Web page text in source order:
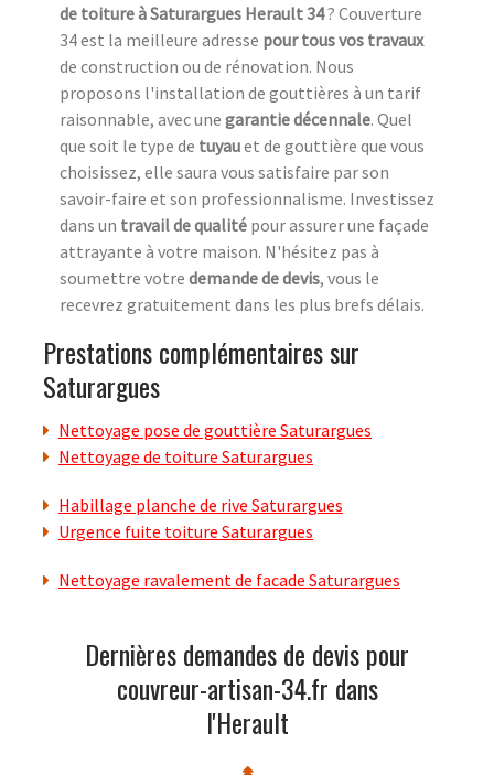
de toiture à Saturargues Herault 34? Couverture
34 est la meilleure adresse pour tous vos travaux
de construction ou de rénovation. Nous
proposons l'installation de gouttières à un tarif
raisonnable, avec une garantie décennale. Quel
que soit le type de tuyauet de gouttière que vous
choisissez, elle saura vous satisfaire par son
savoir-faire et son professionnalisme. Investissez
dans un travail de qualité pour assurer une façade
attrayante à votre maison. N'hésitez pas à
soumettre votre demande de devis, vous le
recevrez gratuitement dans les plus brefs délais.
Prestations complémentaires sur
Saturargues
Nettoyage pose de gouttière Saturargues
Nettoyage de toiture Saturargues
Habillage planche de rive Saturargues
Urgence fuite toiture Saturargues
Nettoyage ravalement de facade Saturargues
Dernières demandes de devis pour
couvreur-artisan-34.fr dans
l'Herault